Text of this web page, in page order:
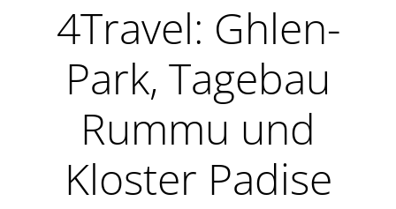
4Travel: Ghlen-
Park, Tagebau
Rummu und
Kloster Padise